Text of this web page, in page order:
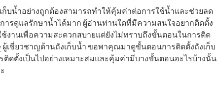
ก็บน้ำอย่างถูกต้องสามารถทำให้คุ้มค่าต่อการใช้น้ำและช่วยลด
ารดูแลรักษาน้ำได้มาก ผู้อ่านท่านใดที่มีความสนใจอยากติดตั้ง
ช้งานเพื่อความสะดวกสบายแต่ยังไม่ทราบถึงขั้นตอนในการติด
ผู้เชี่ยวชาญด้านถังเก็บน้ำ ขอพาคุณมาดูขั้นตอนการติดตั้งถังเก็บ
ติดตั้งเป็นไปอย่างเหมาะสมและคุ้มค่ามีบางขั้นตอนอะไรบ้างนั้น